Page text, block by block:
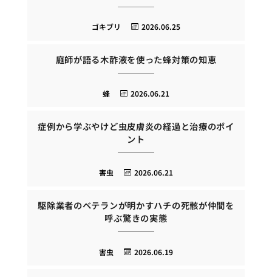
2026.06.25
ゴキブリ
庭師が語る木酢液を使った蜂対策の知恵
2026.06.21
蜂
症例から学ぶやけど虫皮膚炎の経過と治療のポイ
ント
2026.06.21
害虫
駆除業者のベテランが明かすハチの死骸が仲間を
呼ぶ驚きの実態
2026.06.19
害虫